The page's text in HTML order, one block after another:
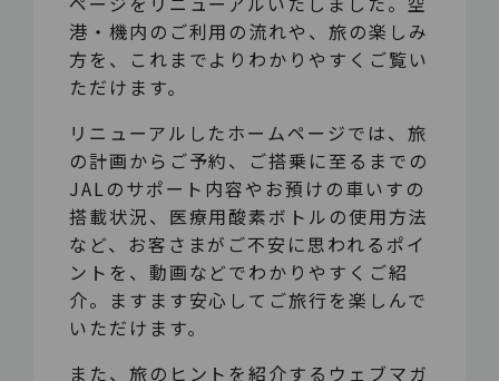
港・機内のご利用の流れや、旅の楽しみ
方を、これまでよりわかりやすくご覧い
ただけます。
リニューアルしたホームページでは、旅
の計画からご予約、ご搭乗に至るまでの
JALのサポート内容やお預けの車いすの
搭載状況、医療用酸素ボトルの使用方法
など、お客さまがご不安に思われるポイ
ントを、動画などでわかりやすくご紹
介。ますます安心してご旅行を楽しんで
いただけます。
また、旅のヒントを紹介するウェブマガ